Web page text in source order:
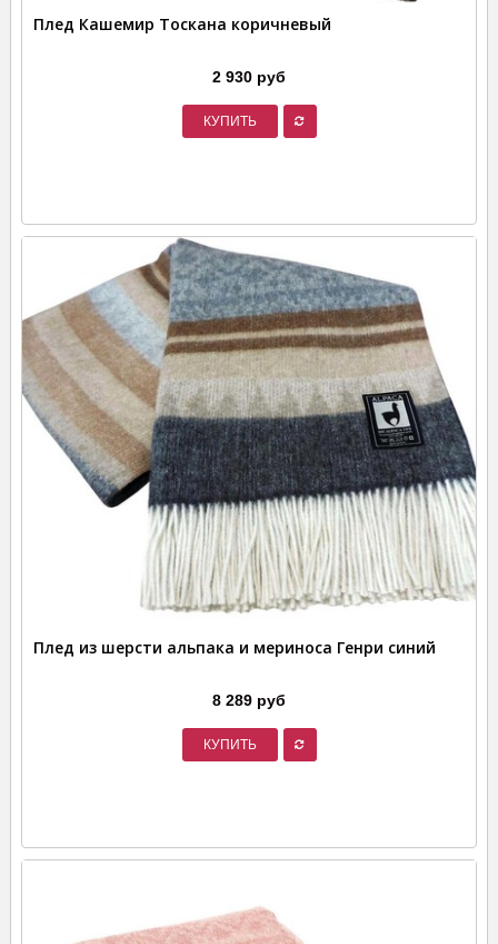
Плед Кашемир Тоскана коричневый
2 930 руб
КУПИТЬ
Плед из шерсти альпака и мериноса Генри синий
8 289 руб
КУПИТЬ